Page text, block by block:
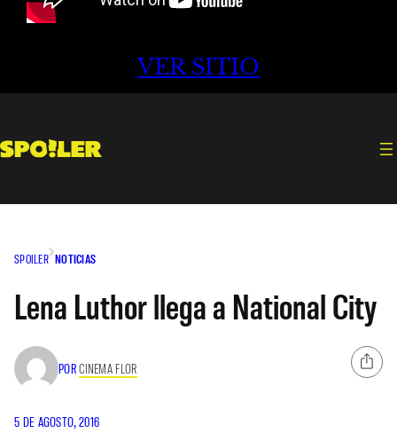
VER SITIO
SPOILER NOTICIAS
Lena Luthor llega a National City
PORCINEMA FLOR
5 DE AGOSTO, 2016